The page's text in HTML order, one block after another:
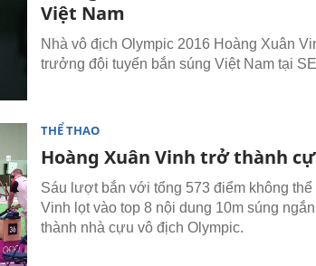
Việt Nam
Nhà vô địch Olympic 2016 Hoàng Xuân
trưởng đội tuyển bắn súng Việt Nam tại
THỂ THAO
Hoàng Xuân Vinh trở thành
Sáu lượt bắn với tổng 573 điểm không
Vinh lọt vào top 8 nội dung 10m súng
thành nhà cựu vô địch Olympic.